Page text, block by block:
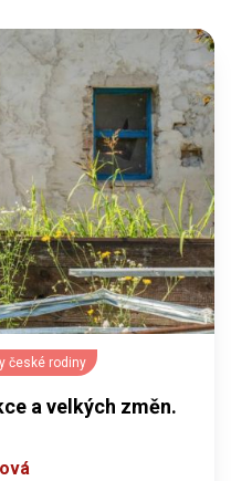
české rodiny
a velkých změn.